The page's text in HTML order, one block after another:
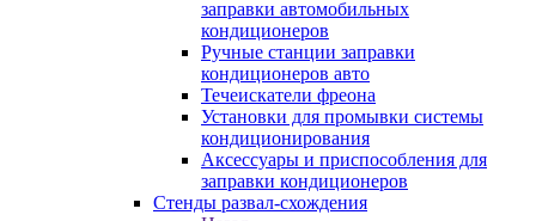
заправки автомобильных
кондиционеров
Ручные станции заправки
кондиционеров авто
Течеискатели фреона
Установки для промывки системы
кондиционирования
Аксессуары и приспособления для
заправки кондиционеров
Стенды развал-схождения